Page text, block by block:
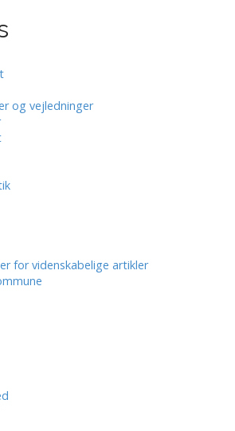
og vejledninger
for videnskabelige artikler